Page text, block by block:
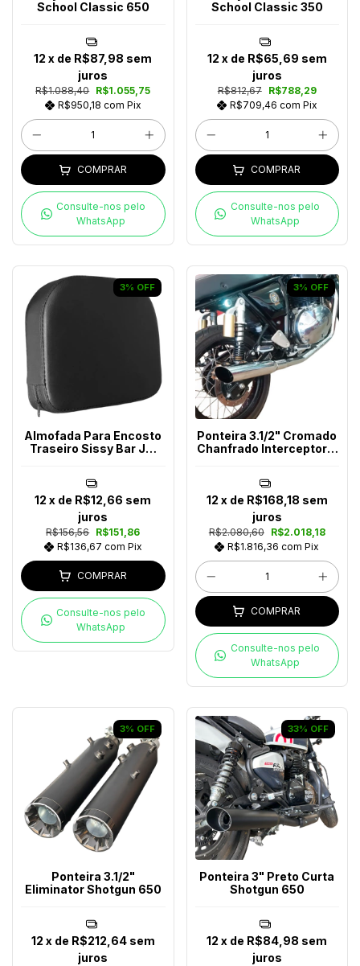
School Classic 650
R$1.088,40 R$1.055,75
R$950,18 com Pix
12 x de R$87,98 sem
juros
COMPRAR
Consulte-nos pelo
WhatsApp
School Classic 350
R$812,67
R$788,29
R$709,46 com Pix
12 x de R$65,69 sem
juros
COMPRAR
Consulte-nos pelo
WhatsApp
3% OFF
Almofada Para Encosto
Traseiro Sissy Bar JM
R$156,56 R$151,86
R$136,67 com Pix
12 x de R$12,66 sem
juros
COMPRAR
Consulte-nos pelo
WhatsApp
3% OFF
Ponteira 3.1/2" Cromado
Chanfrado Interceptor e
R$2.080,60
R$2.018,18
R$1.816,36com Pix
12 x de R$168,18 sem
juros
COMPRAR
Consulte-nos pelo
WhatsApp
3% OFF
Ponteira 3.1/2"
Eliminator Shotgun 650
12 x de R$212,64 sem
juros
33% OFF
Ponteira 3" Preto Curta
Shotgun 650
12 x de R$84,98 sem
juros